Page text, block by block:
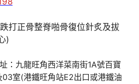
：九龍旺角西洋菜南街1A號百寶
03室(港鐵旺角站E2出口或港鐵油